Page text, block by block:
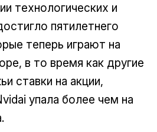
технологических и
пятилетнего
теперь играют на
в то время как другие
ставки на акции,
упала более чем на